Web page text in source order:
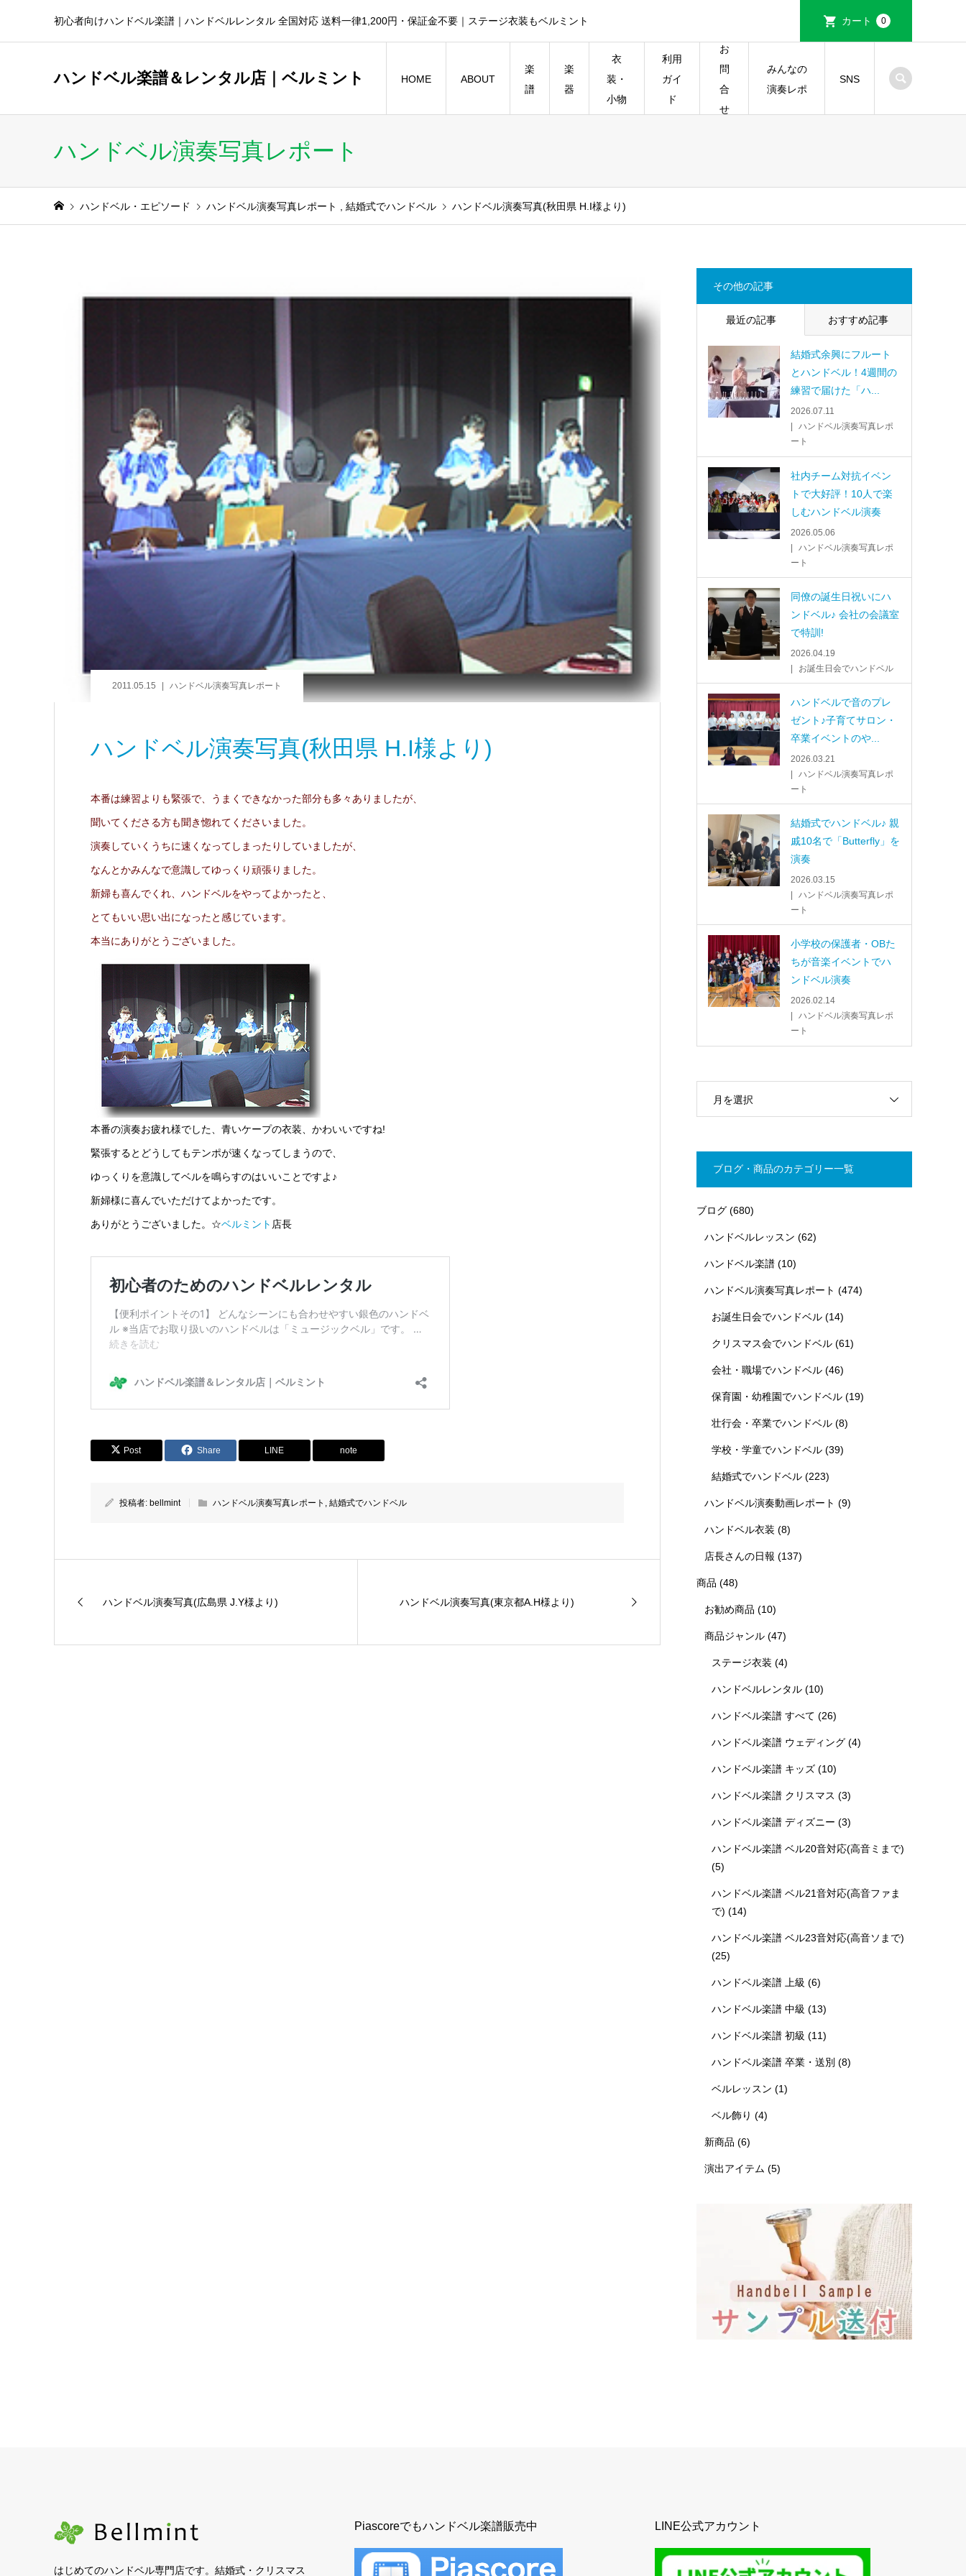
初心者向けハンドベル楽譜｜ハンドベルレンタル 全国対応 送料一律1,200円・保証金不要｜ステージ衣装もベルミント カート 0
ハンドベル楽譜＆レンタル店｜ベルミント HOME ABOUT
楽
譜
楽
器
衣
装・
小物
利用
ガイ
ド
お
問
合
せ
みんなの
演奏レポ
SNS
ハンドベル演奏写真レポート
ハンドベル・エピソード ハンドベル演奏写真レポート 結婚式でハンドベル ハンドベル演奏写真(秋田県 H.I様より)
2011.05.15 ハンドベル演奏写真レポート
ハンドベル演奏写真(秋田県 H.I様より)
本番は練習よりも緊張で、うまくできなかった部分も多々ありましたが、
聞いてくださる方も聞き惚れてくださいました。
演奏していくうちに速くなってしまったりしていましたが、
なんとかみんなで意識してゆっくり頑張りました。
新婦も喜んでくれ、ハンドベルをやってよかったと、
とてもいい思い出になったと感じています。
本当にありがとうございました。
本番の演奏お疲れ様でした、青いケープの衣装、かわいいですね!
緊張するとどうしてもテンポが速くなってしまうので、
ゆっくりを意識してベルを鳴らすのはいいことですよ♪
新婦様に喜んでいただけてよかったです。
ありがとうございました。☆ベルミント 店長
Post Share LINE note
投稿者: bellmint ハンドベル演奏写真レポート , 結婚式でハンドベル
ハンドベル演奏写真(広島県 J.Y様より) ハンドベル演奏写真(東京都A.H様より)
その他の記事
最近の記事 おすすめ記事
結婚式余興にフルート
とハンドベル！4週間の
練習で届けた「ハ...
2026.07.11
ハンドベル演奏写真レポ
ート
社内チーム対抗イベン
トで大好評！10人で楽
しむハンドベル演奏
2026.05.06
ハンドベル演奏写真レポ
ート
同僚の誕生日祝いにハ
ンドベル♪ 会社の会議室
で特訓!
2026.04.19
お誕生日会でハンドベル
ハンドベルで音のプレ
ゼント♪子育てサロン・
卒業イベントのや...
2026.03.21
ハンドベル演奏写真レポ
ート
結婚式でハンドベル♪ 親
戚10名で「Butterfly」を
演奏
2026.03.15
ハンドベル演奏写真レポ
ート
小学校の保護者・OBた
ちが音楽イベントでハ
ンドベル演奏
2026.02.14
ハンドベル演奏写真レポ
ート
月を選択
ブログ・商品のカテゴリー一覧
ブログ (680)
ハンドベルレッスン (62)
ハンドベル楽譜(10)
ハンドベル演奏写真レポート (474)
お誕生日会でハンドベル (14)
クリスマス会でハンドベル (61)
会社・職場でハンドベル (46)
保育園・幼稚園でハンドベル (19)
壮行会・卒業でハンドベル (8)
学校・学童でハンドベル (39)
結婚式でハンドベル (223)
ハンドベル演奏動画レポート (9)
ハンドベル衣装 (8)
店長さんの日報 (137)
商品 (48)
お勧め商品 (10)
商品ジャンル(47)
ステージ衣装 (4)
ハンドベルレンタル (10)
ハンドベル楽譜 すべて (26)
ハンドベル楽譜 ウェディング (4)
ハンドベル楽譜 キッズ (10)
ハンドベル楽譜 クリスマス (3)
ハンドベル楽譜 ディズニー (3)
ハンドベル楽譜 ベル20音対応(高音ミまで)
(5)
ハンドベル楽譜 ベル21音対応(高音ファま
で) (14)
ハンドベル楽譜 ベル23音対応(高音ソまで)
(25)
ハンドベル楽譜 上級 (6)
ハンドベル楽譜 中級 (13)
ハンドベル楽譜 初級 (11)
ハンドベル楽譜 卒業・送別 (8)
ベルレッスン (1)
ベル飾り (4)
新商品 (6)
演出アイテム (5)
はじめてのハンドベル専門店です。結婚式・クリスマス
Piascoreでもハンドベル楽譜販売中 LINE公式アカウント